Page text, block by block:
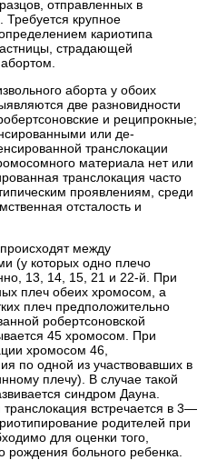
отправленных в
Требуется крупное
кариотипа
страдающей
аборта у обоих
две разновидности
и реципрокные;
или де-
транслокации
материала нет или
транслокация часто
проявлениям, среди
отсталость и
между
(у которых одно плечо
13, 14, 15, 21 и 22-й. При
плеч обеих хромосом, а
плеч предположительно
робертсоновской
45 хромосом. При
хромосом 46,
по одной из участвовавших в
плечу). В случае такой
синдром Дауна.
встречается в 3—
родителей при
для оценки того,
рождения больного ребенка.